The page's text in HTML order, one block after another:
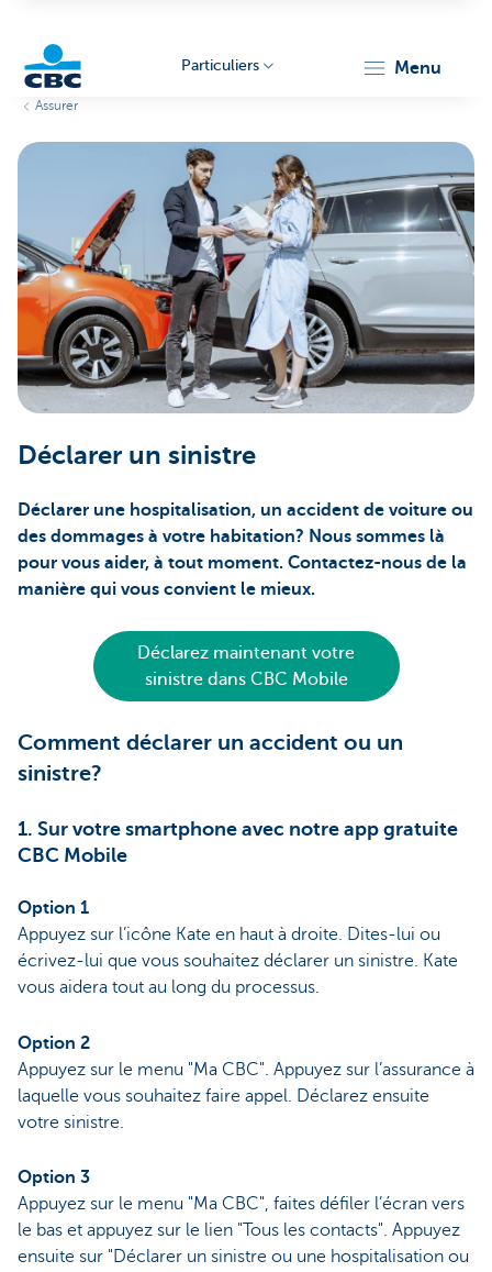
Particuliers menu
Assurer
Déclarer un sinistre
Déclarer une hospitalisation, un accident de voiture ou
des dommages à votre habitation? Nous sommes là
pour vous aider, à tout moment. Contactez-nous de la
manière qui vous convient le mieux.
Déclarez maintenant votre
sinistre dans CBC Mobile
Comment déclarer un accident ou un
sinistre?
1. Sur votre smartphone avec notre app gratuite
CBC Mobile
Option 1
Appuyez sur l’icône Kate en haut à droite. Dites-lui ou
écrivez-lui que vous souhaitez déclarer un sinistre. Kate
vous aidera tout au long du processus.
Option 2
Appuyez sur le menu "Ma CBC". Appuyez sur l’assurance à
laquelle vous souhaitez faire appel. Déclarez ensuite
votre sinistre.
Option 3
Appuyez sur le menu "Ma CBC", faites défiler l’écran vers
le bas et appuyez sur le lien "Tous les contacts". Appuyez
ensuite sur "Déclarer un sinistre ou une hospitalisation ou